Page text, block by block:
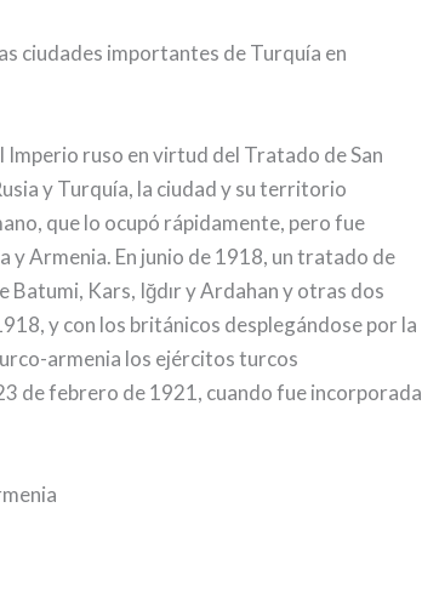
ciudades importantes de Turquía en
Imperio ruso en virtud del Tratado de San
y Turquía, la ciudad y su territorio
que lo ocupó rápidamente, pero fue
y Armenia. En junio de 1918, un tratado de
Kars, Iğdır y Ardahan y otras dos
y con los británicos desplegándose por la
armenia los ejércitos turcos
de febrero de 1921, cuando fue incorporada